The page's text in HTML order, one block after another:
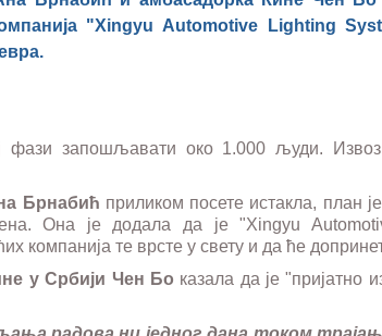
"Xingyu Automotive Lighting
фази запошљавати око 1.000 људи.
Брнабић приликом посете истакла, план
Она је додала да је "Xingyu
компанија те врсте у свету и да ће
у Србији Чен Бо казала да је "пријатно